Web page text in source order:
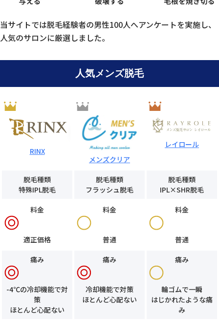
当サイトでは脱毛経験者の男性100人へアンケートを実施し、
人気のサロンに厳選しました。
人気メンズ脱毛
RINX
メンズクリア
レイロール
脱毛種類
特殊IPL脱毛
脱毛種類
フラッシュ脱毛
脱毛種類
IPL×SHR脱毛
料金
適正価格
料金
普通
料金
普通
痛み
-4℃の冷却機能で対
策
ほとんど心配ない
痛み
冷却機能で対策
ほとんど心配ない
痛み
輪ゴムで一瞬
はじかれたような痛
み